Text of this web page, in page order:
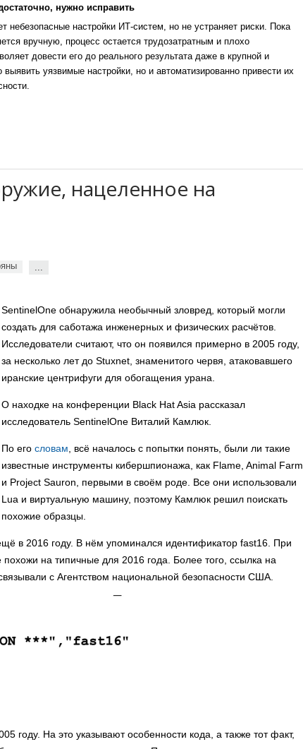
нужно исправить
небезопасные настройки ИТ-систем, но не устраняет риски. Пока
вручную, процесс остается трудозатратным и плохо
довести его до реального результата даже в крупной и
уязвимые настройки, но и автоматизированно привести их
нацеленное на
...
SentinelOne обнаружила необычный зловред, который могли
создать для саботажа инженерных и физических расчётов.
Исследователи считают, что он появился примерно в 2005 году,
за несколько лет до Stuxnet, знаменитого червя, атаковавшего
иранские центрифуги для обогащения урана.
О находке на конференции Black Hat Asia рассказал
исследователь SentinelOne Виталий Камлюк.
По его словам , всё началось с попытки понять, были ли такие
известные инструменты кибершпионажа, как Flame, Animal Farm
и Project Sauron, первыми в своём роде. Все они использовали
Lua и виртуальную машину, поэтому Камлюк решил поискать
похожие образцы.
в 2016 году. В нём упоминался идентификатор fast16. При
на типичные для 2016 года. Более того, ссылка на
с Агентством национальной безопасности США.
году. На это указывают особенности кода, а также тот факт,